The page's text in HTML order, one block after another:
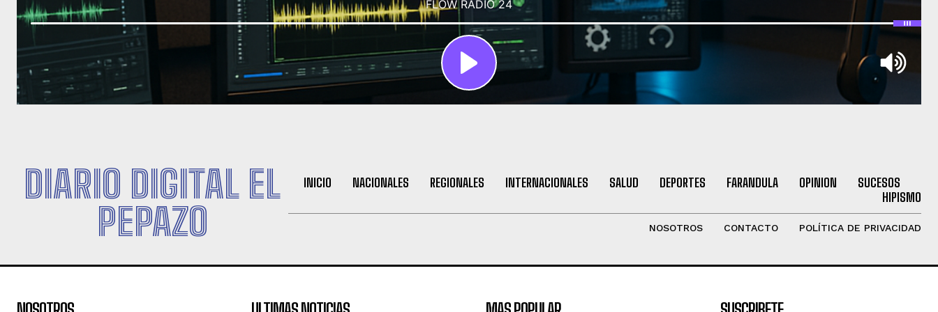
DIARIO DIGITAL EL
PEPAZO
INICIO NACIONALES REGIONALES INTERNACIONALES SALUD DEPORTES FARANDULA OPINION
SUCESOS
HIPISMO
NOSOTROS CONTACTO POLÍTICA DE PRIVACIDAD